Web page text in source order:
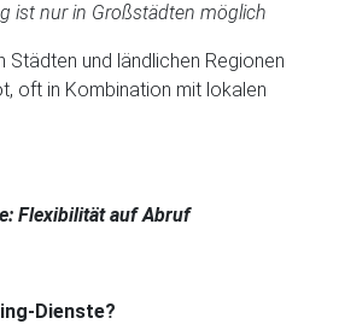
ist nur in Großstädten möglich
Städten und ländlichen Regionen
oft in Kombination mit lokalen
Flexibilität auf Abruf
Dienste?